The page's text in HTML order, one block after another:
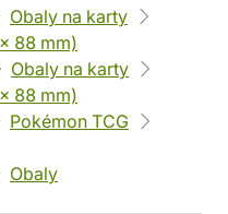
Obaly na karty
88 mm)
Obaly na karty
88 mm)
Pokémon TCG
Obaly